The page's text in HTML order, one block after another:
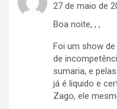
27 de maio de
Boa noite, , ,
Foi um show
de
sumaria, e
já é liquido e
Zago, ele